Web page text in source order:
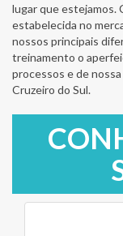
lugar que estejamos.
estabelecida no
nossos principais
treinamento o
processos e de
Cruzeiro do Sul.